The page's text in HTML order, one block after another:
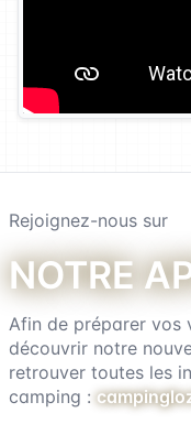
Rejoignez-nous sur
Notre
Afin de préparer vos
découvrir notre
retrouver toutes les
camping :